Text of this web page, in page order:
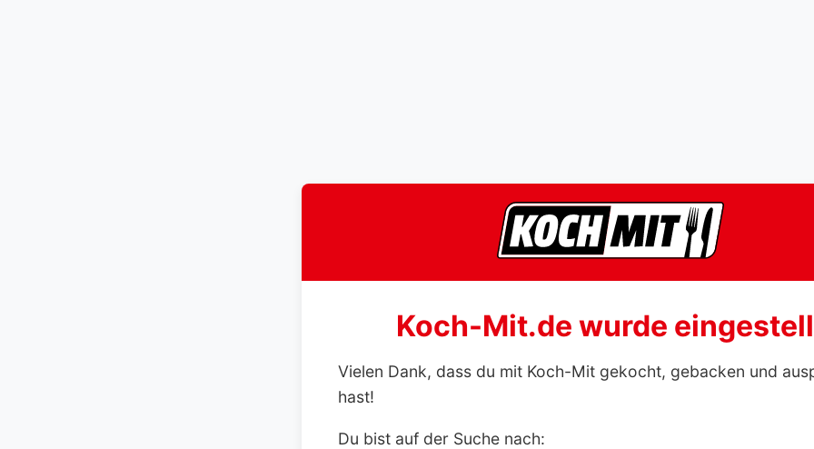
Koch-Mit.de wurde
Vielen Dank, dass du mit Koch-Mit gekocht, gebacken und
hast!
Du bist auf der Suche nach: